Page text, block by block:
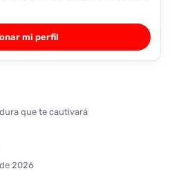
mi perfil
que te cautivará
2026